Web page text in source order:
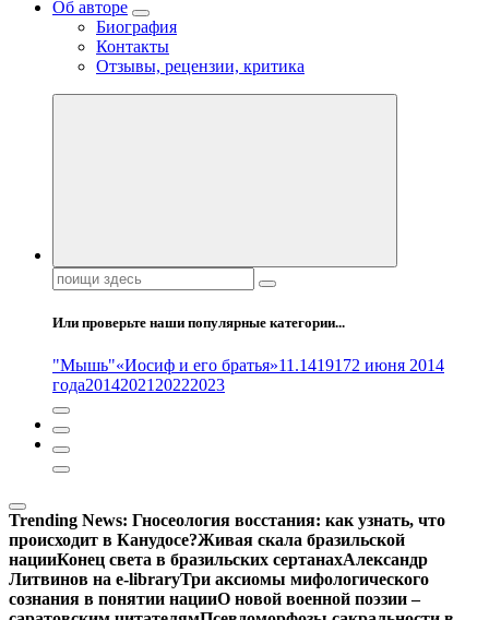
Об авторе
Биография
Контакты
Отзывы, рецензии, критика
Поиск:
Или проверьте наши популярные категории...
"Мышь"«Иосиф и его братья»11.1419172 июня 2014
года20142021 20222023
Trending News: Гносеология восстания: как узнать, что
происходит в Канудосе?Живая скала бразильской
нацииКонец света в бразильских сертанахАлександр
Литвинов на e-libraryТри аксиомы мифологического
сознания в понятии нацииО новой военной поэзии –